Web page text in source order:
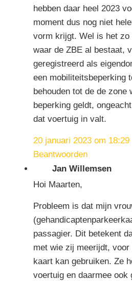
hebben daar heel 2023
moment dus nog niet
vorm krijgt. Wel is het zo
waar de ZBE al bestaat,
geregistreerd als
een mobiliteitsbeperking
behouden tot de de zone
beperking geldt,
dat voertuig in valt.
20 januari 2023 om 18:29
Beantwoorden
Jan Willemsen
Hoi Maarten,
Probleem is dat mijn
passagier. Dit betekent
met wie zij meerijdt,
kaart kan gebruiken. Ze
voertuig en daarmee ook